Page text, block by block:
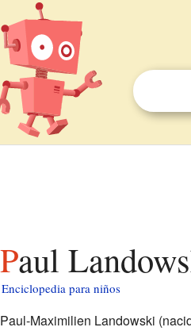
Paul
Enciclopedia para niños
Paul-Maximilien Landowski